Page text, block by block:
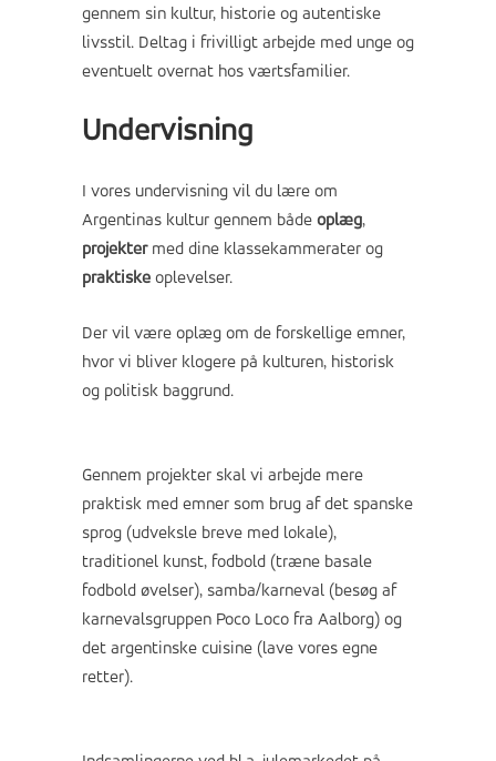
gennem sin kultur, historie og autentiske
livsstil. Deltag i frivilligt arbejde med unge og
eventuelt overnat hos værtsfamilier.
Undervisning
I vores undervisning vil du lære om
Argentinas kultur gennem både oplæg,
projektermed dine klassekammerater og
praktiske oplevelser.
Der vil være oplæg om de forskellige emner,
hvor vi bliver klogere på kulturen, historisk
og politisk baggrund.
Gennem projekter skal vi arbejde mere
praktisk med emner som brug af det spanske
sprog (udveksle breve med lokale),
traditionel kunst, fodbold (træne basale
fodbold øvelser), samba/karneval (besøg af
karnevalsgruppen Poco Loco fra Aalborg) og
det argentinske cuisine (lave vores egne
retter).